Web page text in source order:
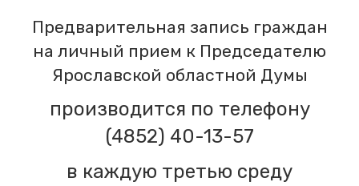
Предварительная запись граждан
на личный прием к Председателю
Ярославской областной Думы
производится по телефону
(4852) 40-13-57
в каждую третью среду